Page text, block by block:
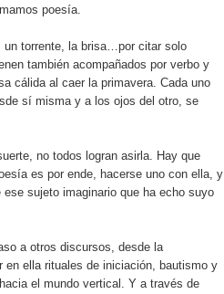
poesía.
un torrente, la brisa…por citar solo
también acompañados por verbo y
cálida al caer la primavera. Cada uno
sí misma y a los ojos del otro, se
no todos logran asirla. Hay que
es por ende, hacerse uno con ella, y
sujeto imaginario que ha echo suyo
a otros discursos, desde la
en ella rituales de iniciación, bautismo y
el mundo vertical. Y a través de